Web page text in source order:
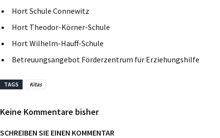
Hort Schule Connewitz
Hort Theodor-Körner-Schule
Hort Wilhelm-Hauff-Schule
Betreuungsangebot Förderzentrum für Erziehungshilfe
TAGS Kitas
Keine Kommentare bisher
SCHREIBEN SIE EINEN KOMMENTAR